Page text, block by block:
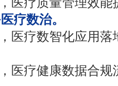
疗数治。
医疗数智化应用
医疗健康数据合